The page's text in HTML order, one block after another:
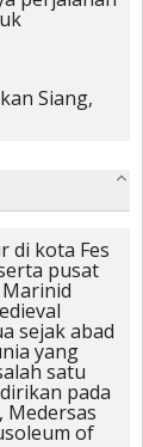
Siang,
di kota Fes
pusat
sejak abad
yang
satu
pada
Medersas
of